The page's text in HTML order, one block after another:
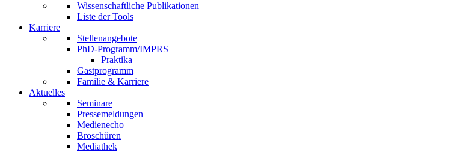
Wissenschaftliche Publikationen
Liste der Tools
Karriere
Stellenangebote
PhD-Programm/IMPRS
Praktika
Gastprogramm
Familie & Karriere
Aktuelles
Seminare
Pressemeldungen
Medienecho
Broschüren
Mediathek